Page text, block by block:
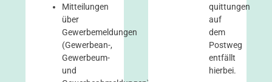
Mitteilungen
über
Gewerbemeldungen
(Gewerbean-,
Gewerbeum-
und
quittungen
auf
dem
Postweg
entfällt
hierbei.